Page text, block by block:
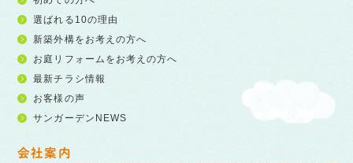
選ばれる10の理由
新築外構をお考えの方へ
お庭リフォームをお考えの方へ
最新チラシ情報
お客様の声
サンガーデンNEWS
会社案内